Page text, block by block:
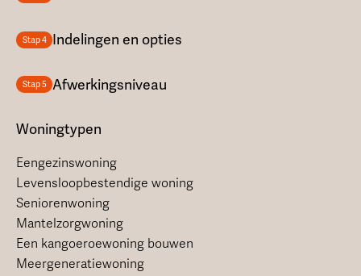
Stap 4 Indelingen en opties
Stap 5 Afwerkingsniveau
Woningtypen
Eengezinswoning
Levensloopbestendige woning
Seniorenwoning
Mantelzorgwoning
Een kangoeroewoning bouwen
Meergeneratiewoning